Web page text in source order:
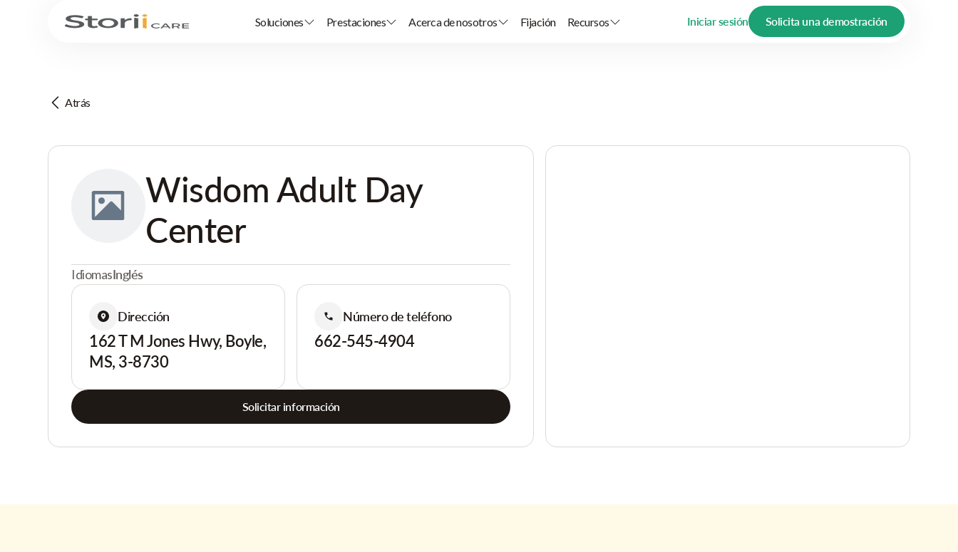
Soluciones Prestaciones Acerca de nosotros Fijación Recursos Iniciar sesión Solicita una demostración
Atrás
Wisdom Adult Day
Center
IdiomasInglés
Dirección
162 T M Jones Hwy, Boyle,
MS, 3-8730
Número de teléfono
662-545-4904
Solicitar información